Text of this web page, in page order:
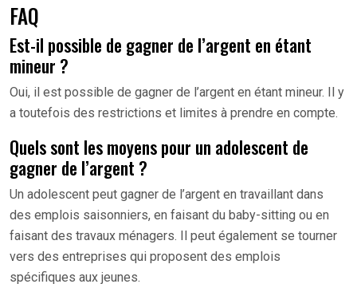
FAQ
Est-il possible de gagner de l’argent en étant
mineur ?
Oui, il est possible de gagner de l’argent en étant mineur. Il y
a toutefois des restrictions et limites à prendre en compte.
Quels sont les moyens pour un adolescent de
gagner de l’argent ?
Un adolescent peut gagner de l’argent en travaillant dans
des emplois saisonniers, en faisant du baby-sitting ou en
faisant des travaux ménagers. Il peut également se tourner
vers des entreprises qui proposent des emplois
spécifiques aux jeunes.